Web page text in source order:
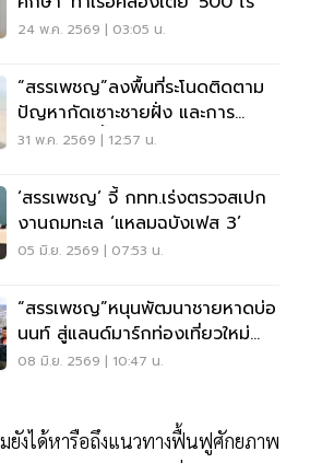
24 พ.ค. 2569 | 03:05 น.
“สรรเพชญ”ลงพื้นที่ระโนดติดตาม
ปัญหากัดเซาะชายฝั่ง และการ
สัญจรทางน้ำ
31 พ.ค. 2569 | 12:57 น.
‘สรรเพชญ’ จี้ กทท.เร่งตรวจสเปก
งานถมทะเล ‘แหลมฉบังเฟส 3’
05 มิ.ย. 2569 | 07:53 น.
“สรรเพชญ”หนุนพัฒนาชายหาดบ่อ
นนท์ สู่แลนด์มาร์กท่องเที่ยวใหม่
นครศรีธรรมราช
08 มิ.ย. 2569 | 10:47 น.
งได้หารือถึงแนวทางฟื้นฟูศักยภาพ